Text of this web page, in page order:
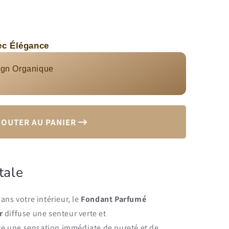
Élégance
to navigate through product add-ons, or scroll
Organique
AU PANIER
votre intérieur, le Fondant Parfumé
diffuse une senteur verte et